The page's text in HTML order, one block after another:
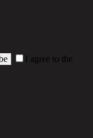
I agree to the